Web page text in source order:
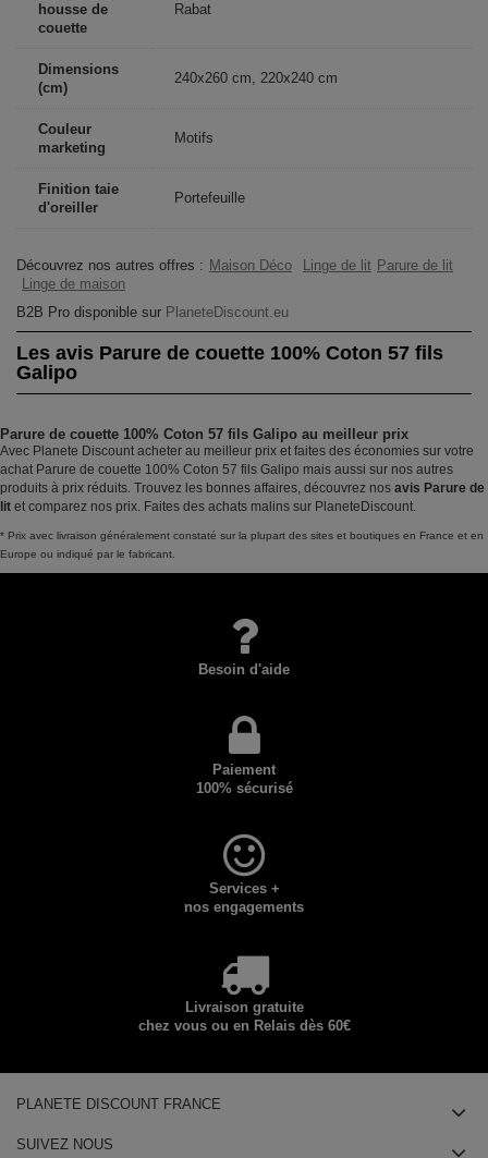
housse de
couette
Rabat
Dimensions
(cm)
240x260 cm, 220x240 cm
Couleur
marketing
Motifs
Finition taie
d'oreiller
Portefeuille
Découvrez nos autres offres : Maison Déco Linge de lit Parure de lit
Linge de maison
B2B Pro disponible sur PlaneteDiscount.eu
Les avis Parure de couette 100% Coton 57 fils
Galipo
Parure de couette 100% Coton 57 fils Galipo au meilleur prix
Avec Planete Discount acheter au meilleur prix et faites des économies sur votre
achat Parure de couette 100% Coton 57 fils Galipo mais aussi sur nos autres
produits à prix réduits. Trouvez les bonnes affaires, découvrez nos avis Parure de
lit et comparez nos prix. Faites des achats malins sur PlaneteDiscount.
* Prix avec livraison généralement constaté sur la plupart des sites et boutiques en France et en
Europe ou indiqué par le fabricant.
Besoin d'aide
Paiement
100% sécurisé
Services +
nos engagements
Livraison gratuite
chez vous ou en Relais dès 60€
PLANETE DISCOUNT FRANCE
SUIVEZ NOUS